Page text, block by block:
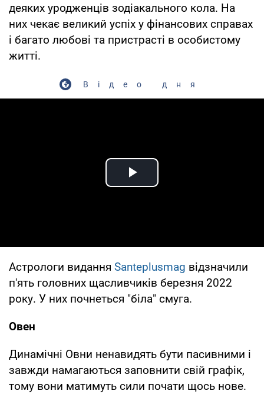
деяких уродженців зодіакального кола. На
них чекає великий успіх у фінансових справах
і багато любові та пристрасті в особистому
житті.
Відео дня
Play Video
Астрологи видання Santeplusmag відзначили
п'ять головних щасливчиків березня 2022
року. У них почнеться "біла" смуга.
Овен
Динамічні Овни ненавидять бути пасивними і
завжди намагаються заповнити свій графік,
тому вони матимуть сили почати щось нове.